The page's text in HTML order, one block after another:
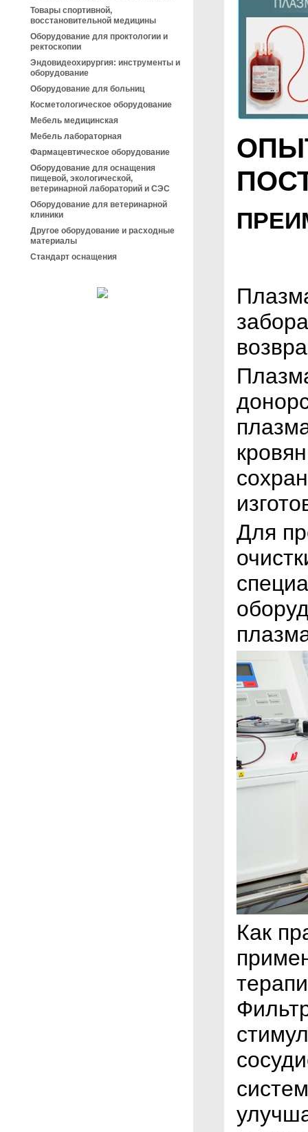
Товары спортивной,
восстановительной медицины
Оборудование для проктологии и
ректоскопии
Эндовидеохирургия: инструменты и
оборудование
Оборудование для больниц
Косметологическое оборудование
Мебель медицинская
Мебель лабораторная
Фармацевтическое оборудование
Оборудование для оснащения
пищевой, экологической,
ветеринарной лабораторий и СЭС
Оборудование для ветеринарной
клиники
Другое оборудование и расходные
материалы
Стандарт оснащения
Для
Как